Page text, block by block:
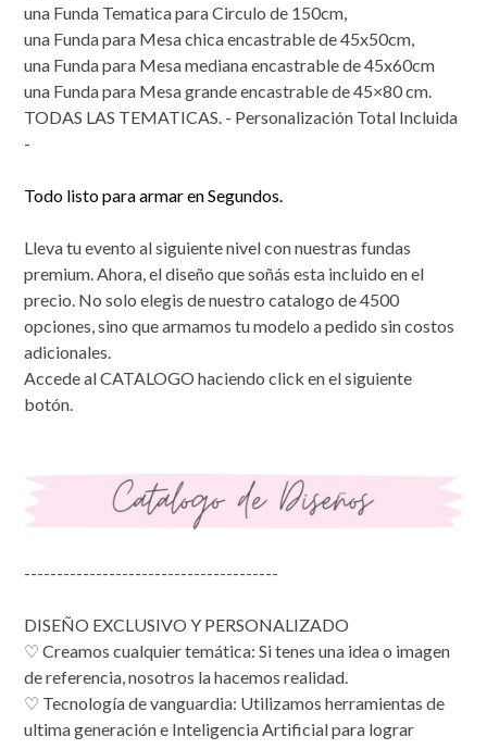
una Funda Tematica para Circulo de 150cm,
una Funda para Mesa chica encastrable de 45x50cm,
una Funda para Mesa mediana encastrable de 45x60cm
una Funda para Mesa grande encastrable de 45×80 cm.
TODAS LAS TEMATICAS. - Personalización Total Incluida
-
Todo listo para armar en Segundos.
​Lleva tu evento al siguiente nivel con nuestras fundas
premium. Ahora, el diseño que soñás esta incluido en el
precio. No solo elegis de nuestro catalogo de 4500
opciones, sino que armamos tu modelo a pedido sin costos
adicionales.
Accede al CATALOGO haciendo click en el siguiente
botón.
---------------------------------------
DISEÑO EXCLUSIVO Y PERSONALIZADO
♡ Creamos cualquier temática: Si tenes una idea o imagen
de referencia, nosotros la hacemos realidad.
​♡ Tecnología de vanguardia: Utilizamos herramientas de
ultima generación e Inteligencia Artificial para lograr